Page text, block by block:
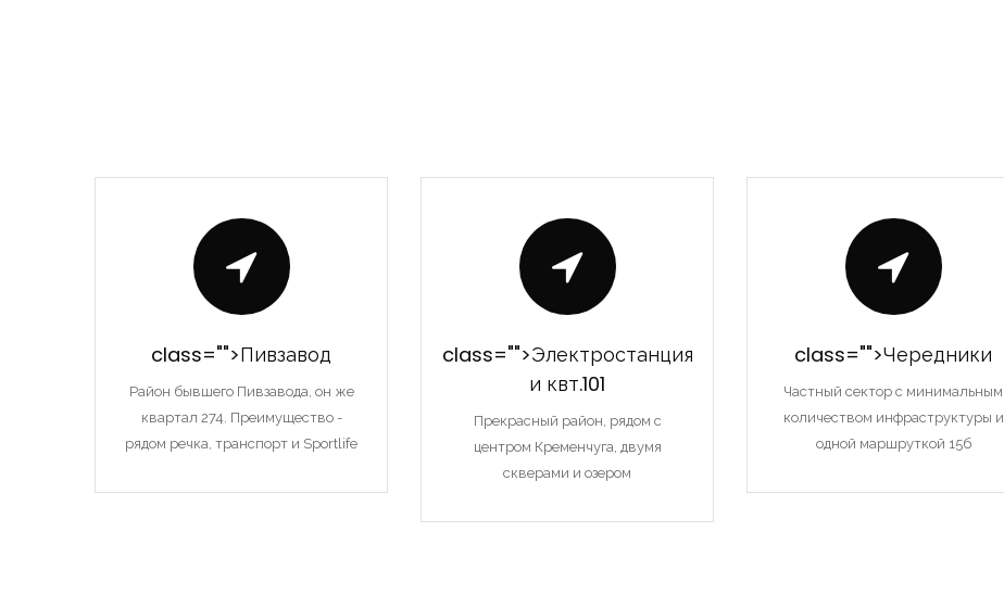
class="">Пивзавод
Район бывшего Пивзавода, он же
квартал 274. Преимущество -
рядом речка, транспорт и Sportlife
class="">Электростанция
и квт.101
Прекрасный район, рядом с
центром Кременчуга, двумя
скверами и озером
class="">Чередники
Частный сектор с минимальным
количеством инфраструктуры и
одной маршруткой 15б